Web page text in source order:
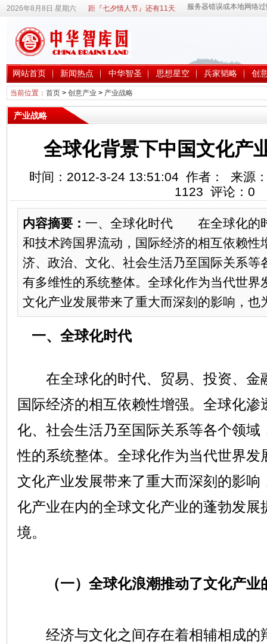
2026年8月8日 星期六 距『七夕情人节』还有11天
网站首页 新闻热点 中华智圣 思想星空 兵家韬略 创
当前位置： 首页> 创意产业 > 产业战略
产业战略
全球化背景下中国文化产
时间：2012-3-24 13:51:04 作者： 来源
1123 评论： 0
内容摘要： 一、全球化时代 在全球化的
和技术跨国界流动，国际经济的相互依赖性
济、政治、文化、社会生活乃至国际关系等
有多维性的系统整体。全球化作为当代世界
文化产业发展带来了重大而深刻的影响，也
一、全球化时代
在全球化的时代、贸易、投资、金
国际经济的相互依赖性增强。全球化渗
化、社会生活乃至国际关系等各个领域
性的系统整体。全球化作为当代世界发
文化产业发展带来了重大而深刻的影响
化产业在内的全球文化产业的蓬勃发展
境。
（一）全球化浪潮推动了文化产
经济与文化之间存在着相辅相成的